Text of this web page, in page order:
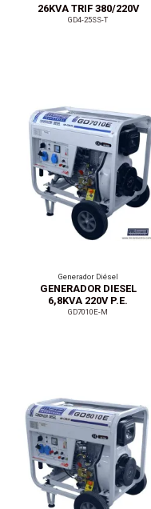
26KVA TRIF 380/220V
P.E.
GD4-25SS-T
Generador Diésel
GENERADOR DIESEL
6,8KVA 220V P.E.
GD7010E-M